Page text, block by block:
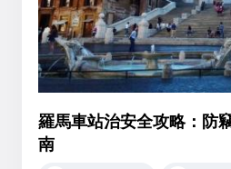
羅馬車站治安全攻略：防
南